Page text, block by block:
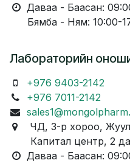
Даваа - Баасан:
Бямба - Ням: 10:00-
Лабораторийн
+976 9403-2142
+976 7011-2142
ЧД, 3-р хороо,
Капитал центр, 2
Даваа - Баасан: